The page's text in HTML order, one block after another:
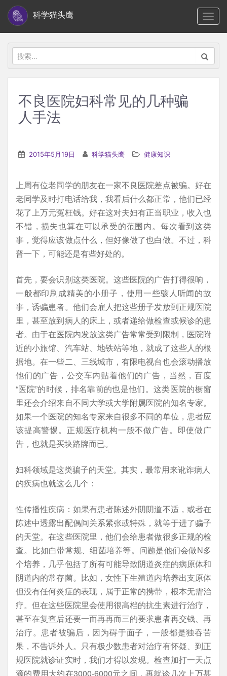
i
科学猫头鹰
搜
索：
不良医院妇科常见的几种骗
人手法
2015年5月19日 科学猫头鹰 健康知识
上周有位老同学的朋友在一家不良医院差点被骗。好在
老同学及时打电话给我，我看后什么都正常，他们已经
花了上万元冤枉钱。好在这对夫妇有正当职业，收入也
不错，损失也算在可以承受的范围内。每次看到这类
事，觉得应该做点什么，但好像做了也白做。不过，科
普一下，可能还是有些好处的。
首先，要会识别这类医院。这些医院的广告打得很响，
一般都印刷成精美的小册子，使用一些骇人听闻的故
事，诱骗患者。他们会雇人把这些册子发放到正规医院
里，甚至放到病人的床上，或者递给做检查或候诊的患
者。由于在医院内发放这类广告常常受到限制，医院附
近的小旅馆、汽车站、地铁站等地，就成了这些人的根
据地。在一些二、三线城市，有限电视台也会滚动播放
他们的广告，公交车内贴着他们的广告，当然，百度
“医院”的时候，排名靠前的也是他们。这类医院的橱窗
里还会介绍来自不同大学或大学附属医院的知名专家。
如果一个医院的知名专家来自很多不同的单位，患者应
该提高警惕。正规医疗机构一般不做广告。即使做广
告，也就是买块路牌而已。
妇科领域是这类骗子的天堂。其实，最常用来讹诈病人
的疾病也就这么几个：
性传播性疾病：如果有患者陈述外阴阴道不适，或者在
陈述中透露出配偶间关系紧张或特殊，就等于进了骗子
的天堂。在这些医院里，他们会给患者做很多正规的检
查。比如白带常规、细菌培养等。问题是他们会做N多
个培养，几乎包括了所有可能导致阴道炎症的病原体和
阴道内的常存菌。比如，女性下生殖道内培养出支原体
但没有任何炎症的表现，属于正常的携带，根本无需治
疗。但在这些医院里会使用很高档的抗生素进行治疗，
甚至在复查后还要一而再再而三的要求患者再交钱、再
治疗。患者被骗后，因为碍于面子，一般都是独吞苦
果，不告诉外人。只有极少数患者对治疗有怀疑、到正
规医院就诊证实时，我们才得以发现。检查加打一天点
滴的费用大约在3000-6000元之间，再就诊几次上万甚